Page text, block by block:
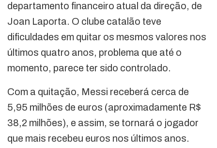
departamento financeiro atual da direção, de
Joan Laporta. O clube catalão teve
dificuldades em quitar os mesmos valores nos
últimos quatro anos, problema que até o
momento, parece ter sido controlado.
Com a quitação, Messi receberá cerca de
5,95 milhões de euros (aproximadamente R$
38,2 milhões), e assim, se tornará o jogador
que mais recebeu euros nos últimos anos.